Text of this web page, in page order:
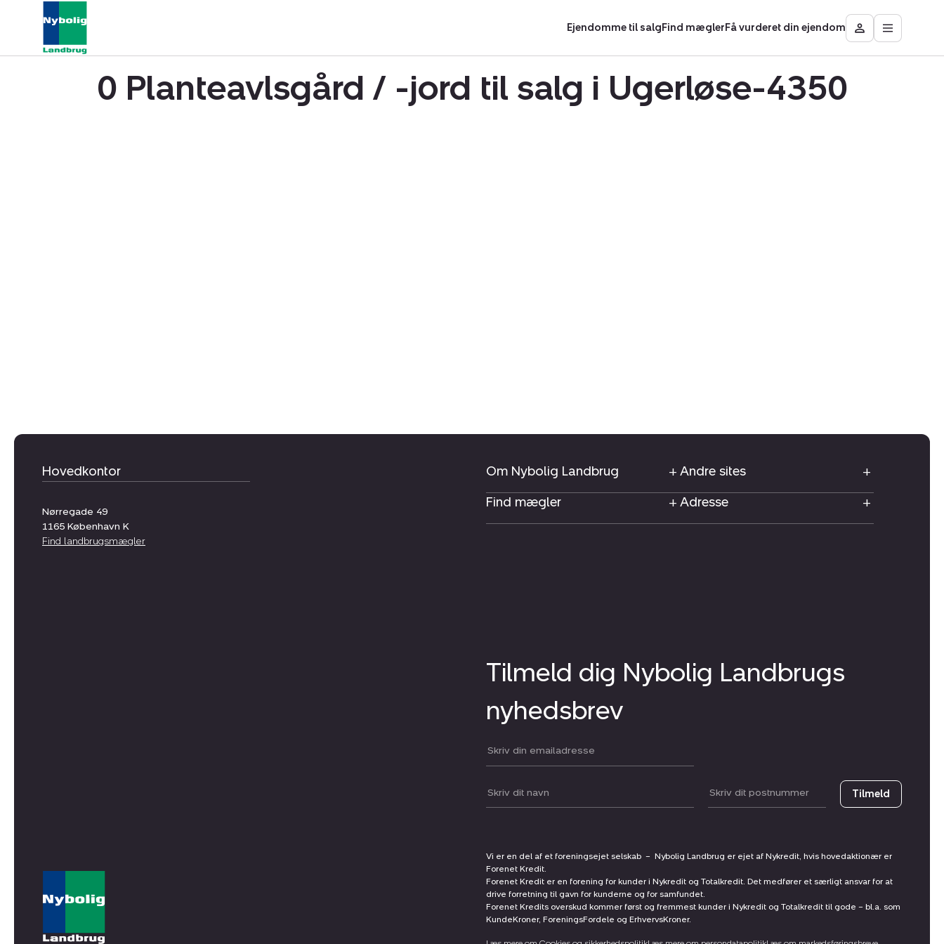
Ejendomme til salgFind mæglerFå vurderet din ejendom
Besøg
Mit
Åbn
0 Planteavlsgård / -jord til salg i Ugerløse-4350
Hovedkontor
Nørregade 49
1165 København K
Find landbrugsmægler
Om Nybolig Landbrug
Andre sites
Find mægler
Adresse
Tilmeld dig Nybolig Landbrugs
nyhedsbrev
Din email:
Dit navn: Postnummer Tilmeld
Vi er en del af et foreningsejet selskab – Nybolig Landbrug er ejet af Nykredit, hvis hovedaktionær er
Forenet Kredit.
Forenet Kredit er en forening for kunder i Nykredit og Totalkredit. Det medfører et særligt ansvar for at
drive forretning til gavn for kunderne og for samfundet.
Forenet Kredits overskud kommer først og fremmest kunder i Nykredit og Totalkredit til gode – bl.a. som
KundeKroner, ForeningsFordele og ErhvervsKroner.